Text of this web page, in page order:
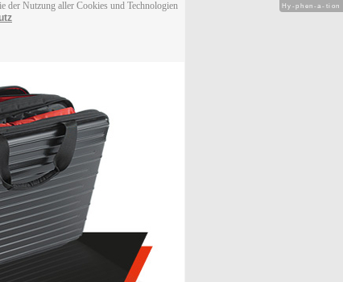
der Nutzung aller Cookies und Technologien
Hy-phen-a-tion